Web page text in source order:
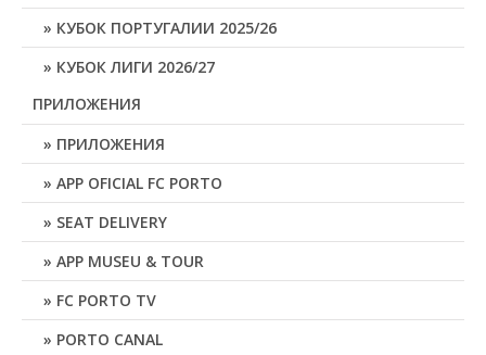
КУБОК ПОРТУГАЛИИ 2025/26
КУБОК ЛИГИ 2026/27
ПРИЛОЖЕНИЯ
ПРИЛОЖЕНИЯ
APP OFICIAL FC PORTO
SEAT DELIVERY
APP MUSEU & TOUR
FC PORTO TV
PORTO CANAL